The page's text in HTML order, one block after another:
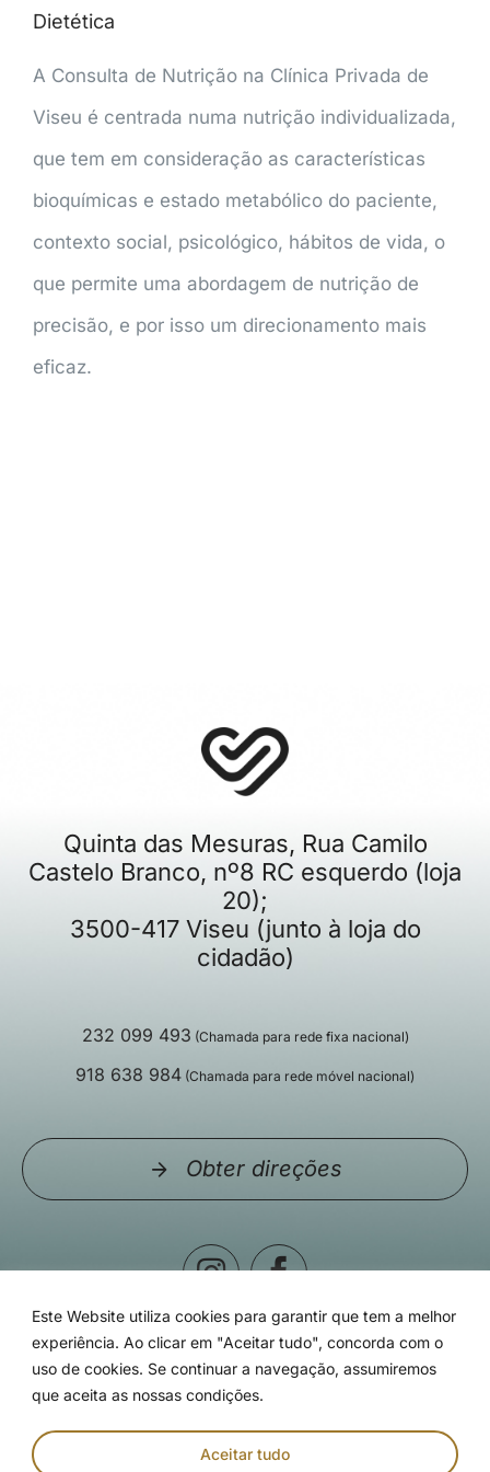
Este Website utiliza cookies para garantir que tem a melhor
experiência. Ao clicar em "Aceitar tudo", concorda com o
uso de cookies. Se continuar a navegação, assumiremos
que aceita as nossas condições.
Aceitar tudo
Dietética
A Consulta de Nutrição na Clínica Privada de
Viseu é centrada numa nutrição individualizada,
que tem em consideração as características
bioquímicas e estado metabólico do paciente,
contexto social, psicológico, hábitos de vida, o
que permite uma abordagem de nutrição de
precisão, e por isso um direcionamento mais
eficaz.
Quinta das Mesuras, Rua Camilo
Castelo Branco, nº8 RC esquerdo (loja
20);
3500-417 Viseu (junto à loja do
cidadão)
232 099 493 (Chamada para rede fixa nacional)
918 638 984 (Chamada para rede móvel nacional)
Obter direções
© Clínica Particular de Viseu - 2026 | Todos os direitos
reservados | Desenvolvido por